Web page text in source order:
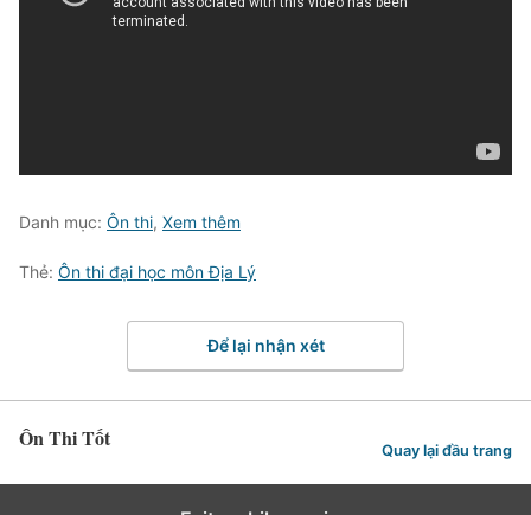
Danh mục: Ôn thi, Xem thêm
Thẻ: Ôn thi đại học môn Địa Lý
Để lại nhận xét
Ôn Thi Tốt Quay lại đầu trang